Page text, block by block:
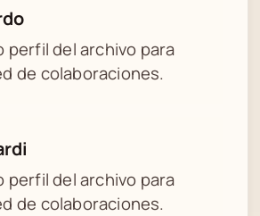
perfil del archivo para
de colaboraciones.
perfil del archivo para
de colaboraciones.